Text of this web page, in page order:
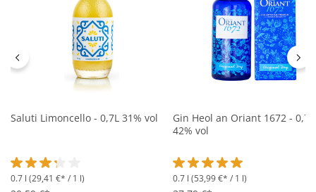
Saluti Limoncello - 0,7L 31% vol
Durchschnittliche Bewertung von 3.2 von 5 Sternen
0.7 l (29,41 €* / 1 l)
Gin Heol an Oriant 1672 - 0,7L
42% vol
Durchschnittliche
0.7 l (53,99 €* / 1 l)